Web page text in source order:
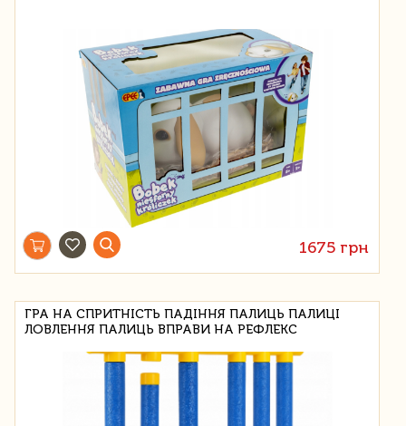
1675 грн
ГРА НА СПРИТНІСТЬ ПАДІННЯ ПАЛИЦЬ ПАЛИЦІ
ЛОВЛЕННЯ ПАЛИЦЬ ВПРАВИ НА РЕФЛЕКС